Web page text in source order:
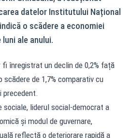
datelor Institutului Național
o scădere a economiei
ale anului.
fi înregistrat un declin de 0,2% față
de 1,7% comparativ cu
precedent.
liderul social-democrat a
și modul de guvernare,
reflectă o deteriorare rapidă a